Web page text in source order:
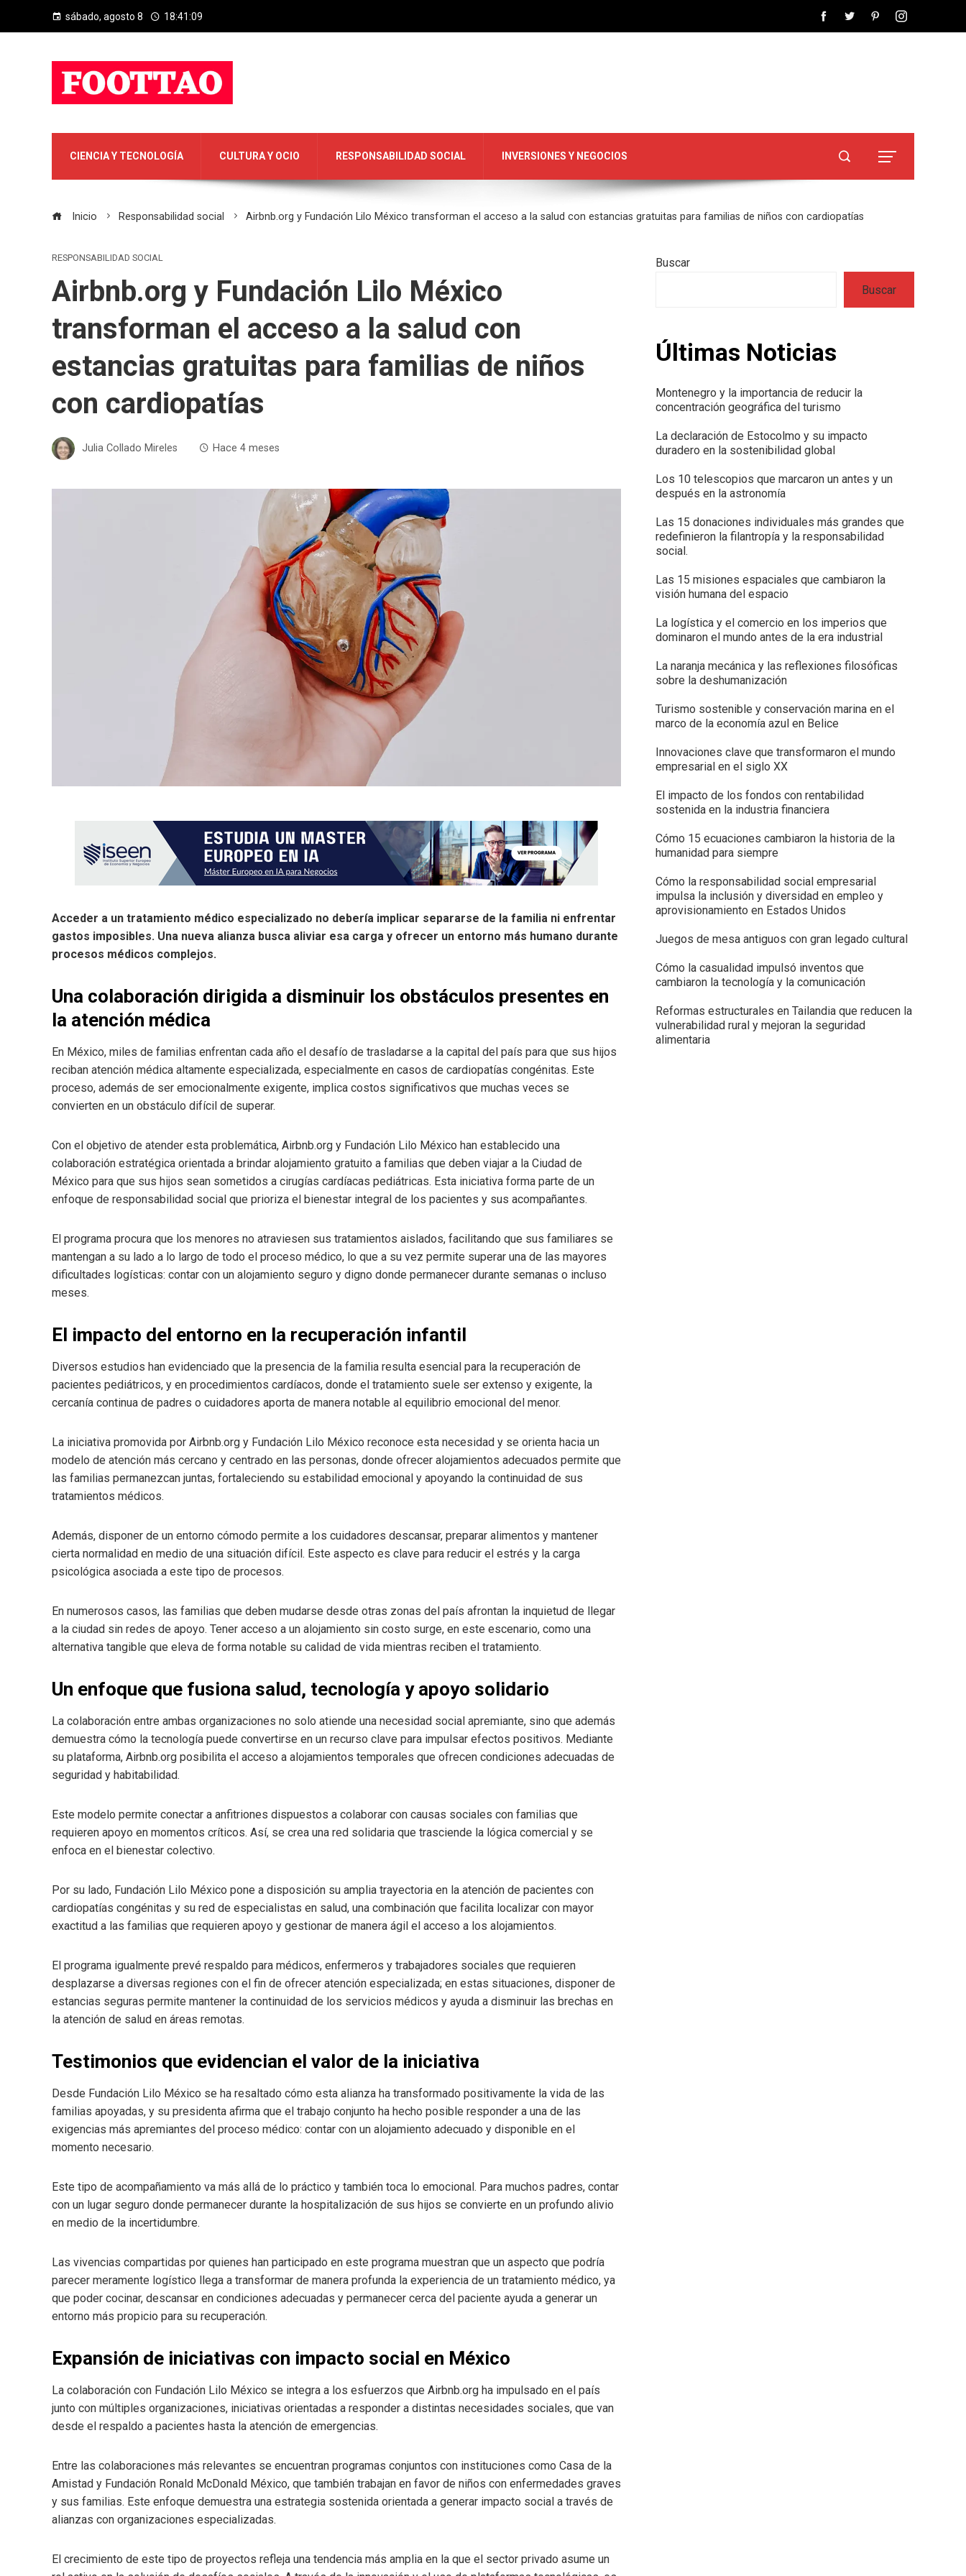
sábado, agosto 8 18:41:10
CIENCIA Y TECNOLOGÍA CULTURA Y OCIO RESPONSABILIDAD SOCIAL INVERSIONES Y NEGOCIOS
Inicio Responsabilidad social Airbnb.org y Fundación Lilo México transforman el acceso a la salud con estancias gratuitas para familias de niños con cardiopatías
RESPONSABILIDAD SOCIAL
Airbnb.org y Fundación Lilo México
transforman el acceso a la salud con
estancias gratuitas para familias de niños
con cardiopatías
Julia Collado Mireles Hace 4 meses
Acceder a un tratamiento médico especializado no debería implicar separarse de la familia ni enfrentar
gastos imposibles. Una nueva alianza busca aliviar esa carga y ofrecer un entorno más humano durante
procesos médicos complejos.
Una colaboración dirigida a disminuir los obstáculos presentes en
la atención médica
En México, miles de familias enfrentan cada año el desafío de trasladarse a la capital del país para que sus hijos
reciban atención médica altamente especializada, especialmente en casos de cardiopatías congénitas. Este
proceso, además de ser emocionalmente exigente, implica costos significativos que muchas veces se
convierten en un obstáculo difícil de superar.
Con el objetivo de atender esta problemática, Airbnb.org y Fundación Lilo México han establecido una
colaboración estratégica orientada a brindar alojamiento gratuito a familias que deben viajar a la Ciudad de
México para que sus hijos sean sometidos a cirugías cardíacas pediátricas. Esta iniciativa forma parte de un
enfoque de responsabilidad social que prioriza el bienestar integral de los pacientes y sus acompañantes.
El programa procura que los menores no atraviesen sus tratamientos aislados, facilitando que sus familiares se
mantengan a su lado a lo largo de todo el proceso médico, lo que a su vez permite superar una de las mayores
dificultades logísticas: contar con un alojamiento seguro y digno donde permanecer durante semanas o incluso
meses.
El impacto del entorno en la recuperación infantil
Diversos estudios han evidenciado que la presencia de la familia resulta esencial para la recuperación de
pacientes pediátricos, y en procedimientos cardíacos, donde el tratamiento suele ser extenso y exigente, la
cercanía continua de padres o cuidadores aporta de manera notable al equilibrio emocional del menor.
La iniciativa promovida por Airbnb.org y Fundación Lilo México reconoce esta necesidad y se orienta hacia un
modelo de atención más cercano y centrado en las personas, donde ofrecer alojamientos adecuados permite que
las familias permanezcan juntas, fortaleciendo su estabilidad emocional y apoyando la continuidad de sus
tratamientos médicos.
Además, disponer de un entorno cómodo permite a los cuidadores descansar, preparar alimentos y mantener
cierta normalidad en medio de una situación difícil. Este aspecto es clave para reducir el estrés y la carga
psicológica asociada a este tipo de procesos.
En numerosos casos, las familias que deben mudarse desde otras zonas del país afrontan la inquietud de llegar
a la ciudad sin redes de apoyo. Tener acceso a un alojamiento sin costo surge, en este escenario, como una
alternativa tangible que eleva de forma notable su calidad de vida mientras reciben el tratamiento.
Un enfoque que fusiona salud, tecnología y apoyo solidario
La colaboración entre ambas organizaciones no solo atiende una necesidad social apremiante, sino que además
demuestra cómo la tecnología puede convertirse en un recurso clave para impulsar efectos positivos. Mediante
su plataforma, Airbnb.org posibilita el acceso a alojamientos temporales que ofrecen condiciones adecuadas de
seguridad y habitabilidad.
Este modelo permite conectar a anfitriones dispuestos a colaborar con causas sociales con familias que
requieren apoyo en momentos críticos. Así, se crea una red solidaria que trasciende la lógica comercial y se
enfoca en el bienestar colectivo.
Por su lado, Fundación Lilo México pone a disposición su amplia trayectoria en la atención de pacientes con
cardiopatías congénitas y su red de especialistas en salud, una combinación que facilita localizar con mayor
exactitud a las familias que requieren apoyo y gestionar de manera ágil el acceso a los alojamientos.
El programa igualmente prevé respaldo para médicos, enfermeros y trabajadores sociales que requieren
desplazarse a diversas regiones con el fin de ofrecer atención especializada; en estas situaciones, disponer de
estancias seguras permite mantener la continuidad de los servicios médicos y ayuda a disminuir las brechas en
la atención de salud en áreas remotas.
Testimonios que evidencian el valor de la iniciativa
Desde Fundación Lilo México se ha resaltado cómo esta alianza ha transformado positivamente la vida de las
familias apoyadas, y su presidenta afirma que el trabajo conjunto ha hecho posible responder a una de las
exigencias más apremiantes del proceso médico: contar con un alojamiento adecuado y disponible en el
momento necesario.
Este tipo de acompañamiento va más allá de lo práctico y también toca lo emocional. Para muchos padres, contar
con un lugar seguro donde permanecer durante la hospitalización de sus hijos se convierte en un profundo alivio
en medio de la incertidumbre.
Las vivencias compartidas por quienes han participado en este programa muestran que un aspecto que podría
parecer meramente logístico llega a transformar de manera profunda la experiencia de un tratamiento médico, ya
que poder cocinar, descansar en condiciones adecuadas y permanecer cerca del paciente ayuda a generar un
entorno más propicio para su recuperación.
Expansión de iniciativas con impacto social en México
La colaboración con Fundación Lilo México se integra a los esfuerzos que Airbnb.org ha impulsado en el país
junto con múltiples organizaciones, iniciativas orientadas a responder a distintas necesidades sociales, que van
desde el respaldo a pacientes hasta la atención de emergencias.
Entre las colaboraciones más relevantes se encuentran programas conjuntos con instituciones como Casa de la
Amistad y Fundación Ronald McDonald México, que también trabajan en favor de niños con enfermedades graves
y sus familias. Este enfoque demuestra una estrategia sostenida orientada a generar impacto social a través de
alianzas con organizaciones especializadas.
El crecimiento de este tipo de proyectos refleja una tendencia más amplia en la que el sector privado asume un
Buscar
Buscar
Últimas Noticias
Montenegro y la importancia de reducir la
concentración geográfica del turismo
La declaración de Estocolmo y su impacto
duradero en la sostenibilidad global
Los 10 telescopios que marcaron un antes y un
después en la astronomía
Las 15 donaciones individuales más grandes que
redefinieron la filantropía y la responsabilidad
social.
Las 15 misiones espaciales que cambiaron la
visión humana del espacio
La logística y el comercio en los imperios que
dominaron el mundo antes de la era industrial
La naranja mecánica y las reflexiones filosóficas
sobre la deshumanización
Turismo sostenible y conservación marina en el
marco de la economía azul en Belice
Innovaciones clave que transformaron el mundo
empresarial en el siglo XX
El impacto de los fondos con rentabilidad
sostenida en la industria financiera
Cómo 15 ecuaciones cambiaron la historia de la
humanidad para siempre
Cómo la responsabilidad social empresarial
impulsa la inclusión y diversidad en empleo y
aprovisionamiento en Estados Unidos
Juegos de mesa antiguos con gran legado cultural
Cómo la casualidad impulsó inventos que
cambiaron la tecnología y la comunicación
Reformas estructurales en Tailandia que reducen la
vulnerabilidad rural y mejoran la seguridad
alimentaria